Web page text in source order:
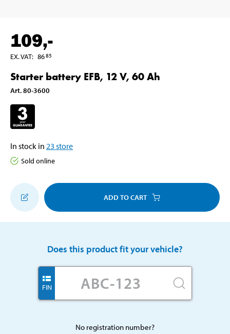
109,-
EX. VAT: 8685
Starter battery EFB, 12 V, 60 Ah
Art.80-3600
In stock in 23 store
Sold online
ADD TO CART
Does this product fit your vehicle?
FIN
No registration number?